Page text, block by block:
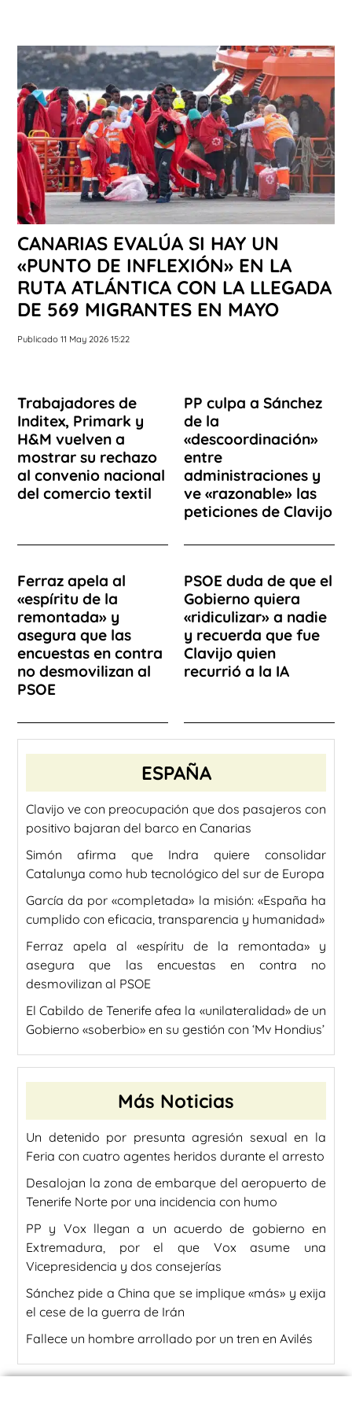
CANARIAS EVALÚA SI HAY UN
«PUNTO DE INFLEXIÓN» EN LA
RUTA ATLÁNTICA CON LA LLEGADA
DE 569 MIGRANTES EN MAYO
Publicado 11 May 2026 15:22
Trabajadores de
Inditex, Primark y
H&M vuelven a
mostrar su rechazo
al convenio nacional
del comercio textil
PP culpa a Sánchez
de la
«descoordinación»
entre
administraciones y
ve «razonable» las
peticiones de Clavijo
Ferraz apela al
«espíritu de la
remontada» y
asegura que las
encuestas en contra
no desmovilizan al
PSOE
PSOE duda de que el
Gobierno quiera
«ridiculizar» a nadie
y recuerda que fue
Clavijo quien
recurrió a la IA
ESPAÑA
Clavijo ve con preocupación que dos pasajeros con
positivo bajaran del barco en Canarias
Simón afirma que Indra quiere consolidar
Catalunya como hub tecnológico del sur de Europa
García da por «completada» la misión: «España ha
cumplido con eficacia, transparencia y humanidad»
Ferraz apela al «espíritu de la remontada» y
asegura que las encuestas en contra no
desmovilizan al PSOE
El Cabildo de Tenerife afea la «unilateralidad» de un
Gobierno «soberbio» en su gestión con ‘Mv Hondius’
Más Noticias
Un detenido por presunta agresión sexual en la
Feria con cuatro agentes heridos durante el arresto
Desalojan la zona de embarque del aeropuerto de
Tenerife Norte por una incidencia con humo
PP y Vox llegan a un acuerdo de gobierno en
Extremadura, por el que Vox asume una
Vicepresidencia y dos consejerías
Sánchez pide a China que se implique «más» y exija
el cese de la guerra de Irán
Fallece un hombre arrollado por un tren en Avilés